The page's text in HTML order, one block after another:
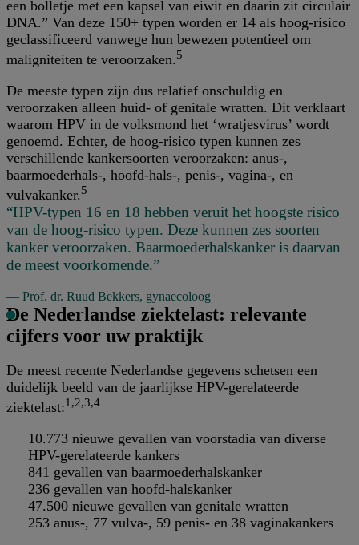
een bolletje met een kapsel van eiwit en daarin zit circulair
DNA.” Van deze 150+ typen worden er 14 als hoog-risico
geclassificeerd vanwege hun bewezen potentieel om
maligniteiten te veroorzaken.5
De meeste typen zijn dus relatief onschuldig en
veroorzaken alleen huid- of genitale wratten. Dit verklaart
waarom HPV in de volksmond het ‘wratjesvirus’ wordt
genoemd. Echter, de hoog-risico typen kunnen zes
verschillende kankersoorten veroorzaken: anus-,
baarmoederhals-, hoofd-hals-, penis-, vagina-, en
vulvakanker.5
“HPV-typen 16 en 18 hebben veruit het hoogste risico
van de hoog-risico typen. Deze kunnen zes soorten
kanker veroorzaken. Baarmoederhalskanker is daarvan
de meest voorkomende.”
— Prof. dr. Ruud Bekkers, gynaecoloog
De Nederlandse ziektelast: relevante
cijfers voor uw praktijk
De meest recente Nederlandse gegevens schetsen een
duidelijk beeld van de jaarlijkse HPV-gerelateerde
ziektelast:1,2,3,4
10.773 nieuwe gevallen van voorstadia van diverse
HPV-gerelateerde kankers
841 gevallen van baarmoederhalskanker
236 gevallen van hoofd-halskanker
47.500 nieuwe gevallen van genitale wratten
253 anus-, 77 vulva-, 59 penis- en 38 vaginakankers